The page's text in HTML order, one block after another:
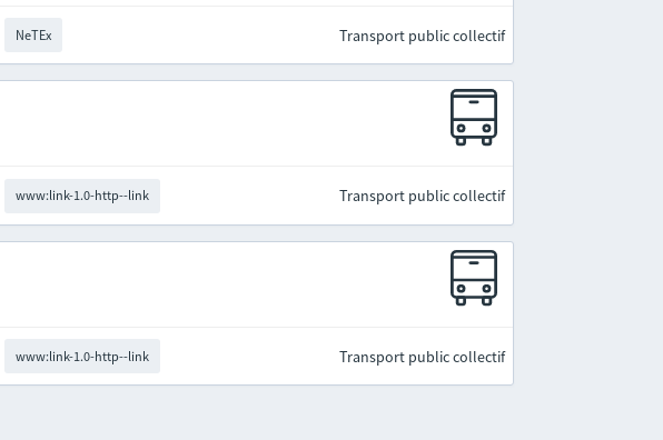
NeTEx Transport public collectif
www:link-1.0-http--link Transport public collectif
www:link-1.0-http--link Transport public collectif